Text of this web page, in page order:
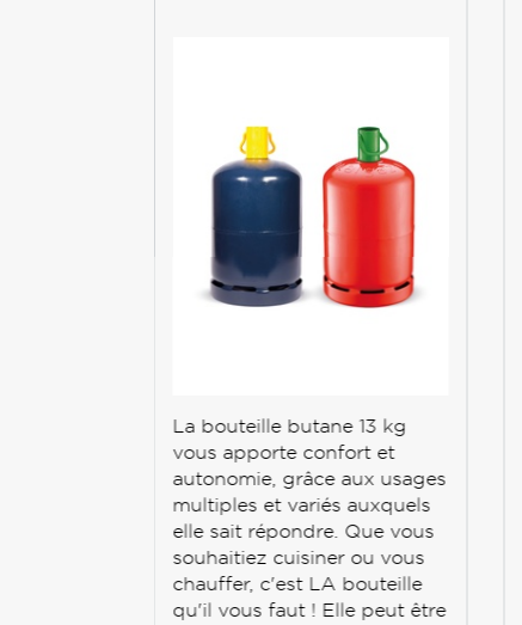
La bouteille butane 13 kg
vous apporte confort et
autonomie, grâce aux usages
multiples et variés auxquels
elle sait répondre. Que vous
souhaitiez cuisiner ou vous
chauffer, c'est LA bouteille
qu'il vous faut ! Elle peut être